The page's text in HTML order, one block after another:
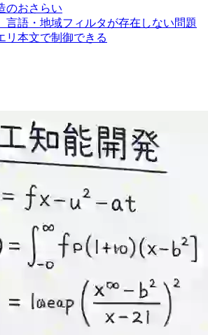
のおさらい
言語・地域フィルタが存在しない問題
リ本文で制御できる